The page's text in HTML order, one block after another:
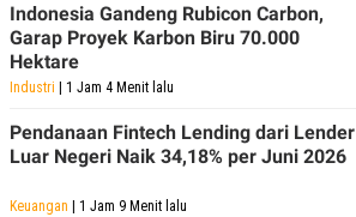
Indonesia Gandeng Rubicon Carbon,
Garap Proyek Karbon Biru 70.000
Hektare
Industri | 1 Jam 4 Menit lalu
Pendanaan Fintech Lending dari Lender
Luar Negeri Naik 34,18% per Juni 2026
Keuangan | 1 Jam 9 Menit lalu